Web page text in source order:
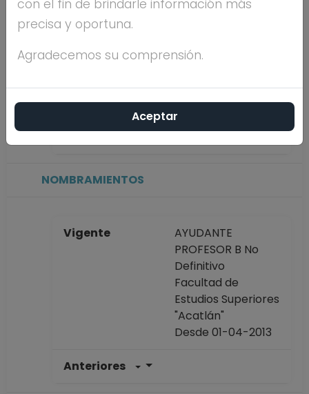
Máximo nivel de
Antigüedad
académica en la
19 años
NOMBRAMIENTOS
Vigente
AYUDANTE
PROFESOR B No
Definitivo
Facultad de
Estudios Superiores
"Acatlán"
Desde 01-04-2013
Anteriores
con el fin de brindarle información más
precisa y oportuna.
Agradecemos su comprensión.
Aceptar